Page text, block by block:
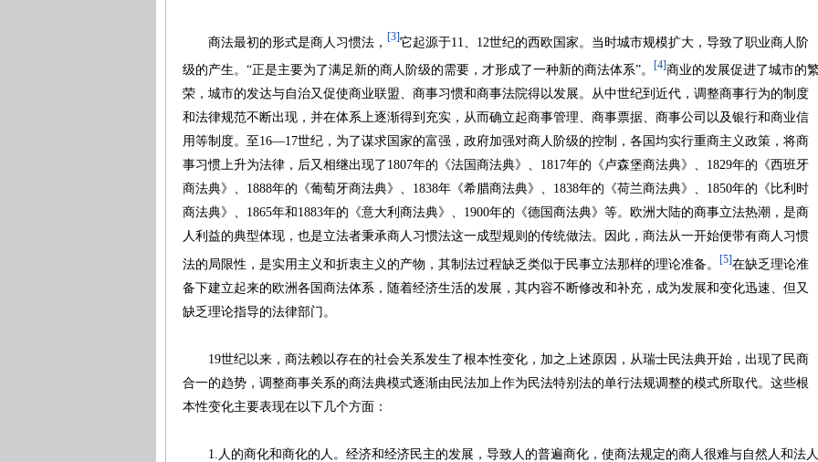
商法最初的形式是商人习惯法， [3] 它起源于11、12世纪的西欧国家。当时城市规模扩大，导致了职业商人阶
级的产生。“正是主要为了满足新的商人阶级的需要，才形成了一种新的商法体系”。 [4] 商业的发展促进了城市的
荣，城市的发达与自治又促使商业联盟、商事习惯和商事法院得以发展。从中世纪到近代，调整商事行为的制度
和法律规范不断出现，并在体系上逐渐得到充实，从而确立起商事管理、商事票据、商事公司以及银行和商业信
用等制度。至16—17世纪，为了谋求国家的富强，政府加强对商人阶级的控制，各国均实行重商主义政策，将商
事习惯上升为法律，后又相继出现了1807年的《法国商法典》、1817年的《卢森堡商法典》、1829年的《西班牙
商法典》、1888年的《葡萄牙商法典》、1838年《希腊商法典》、1838年的《荷兰商法典》、1850年的《比利时
商法典》、1865年和1883年的《意大利商法典》、1900年的《德国商法典》等。欧洲大陆的商事立法热潮，是商
人利益的典型体现，也是立法者秉承商人习惯法这一成型规则的传统做法。因此，商法从一开始便带有商人习惯
法的局限性，是实用主义和折衷主义的产物，其制法过程缺乏类似于民事立法那样的理论准备。 [5]在缺乏理论准
备下建立起来的欧洲各国商法体系，随着经济生活的发展，其内容不断修改和补充，成为发展和变化迅速、但又
缺乏理论指导的法律部门。
19世纪以来，商法赖以存在的社会关系发生了根本性变化，加之上述原因，从瑞士民法典开始，出现了民商
合一的趋势，调整商事关系的商法典模式逐渐由民法加上作为民法特别法的单行法规调整的模式所取代。这些根
本性变化主要表现在以下几个方面：
1.人的商化和商化的人。经济和经济民主的发展，导致人的普遍商化，使商法规定的商人很难与自然人和法人